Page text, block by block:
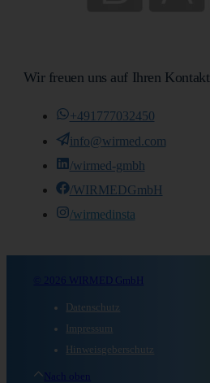
Wir freuen uns auf Ihren Kontakt
+491777032450
info@wirmed.com
/wirmed-gmbh
/WIRMEDGmbH
/wirmedinsta
© 2026 WIRMED GmbH
Datenschutz
Impressum
Hinweisgeberschutz
Nach oben